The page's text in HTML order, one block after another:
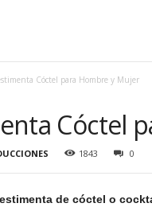
Cóctel para Hombre y Mujer
Cóctel
1843 0
de cóctel o